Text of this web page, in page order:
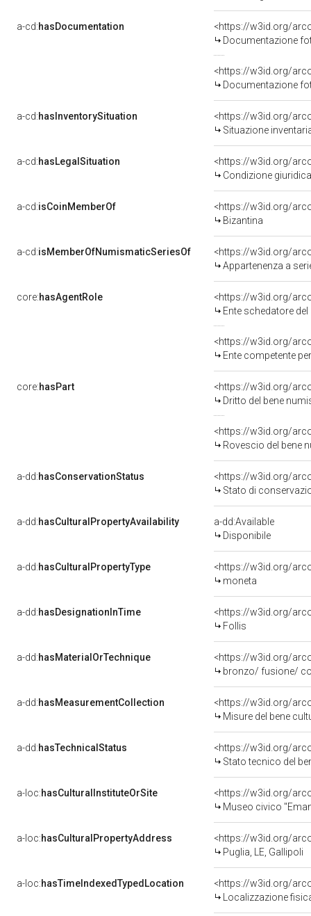
a-cd:hasDocumentation
Documentazione
Documentazione
a-cd:hasInventorySituation
<https://w3id.org/
Situazione
a-cd:hasLegalSituation
Condizione
a-cd:isCoinMemberOf
<https://w3id.org/
Bizantina
a-cd:isMemberOfNumismaticSeriesOf
<https://w3id.org/
Appartenenza a
core:hasAgentRole
<https://w3id.org/
Ente schedatore
<https://w3id.org/
Ente competente per tutela
core:hasPart
<https://w3id.org/
Dritto del bene
<https://w3id.org/
Rovescio del bene
a-dd:hasConservationStatus
<https://w3id.org/
Stato di
a-dd:hasCulturalPropertyAvailability
a-dd:Available
Disponibile
a-dd:hasCulturalPropertyType
<https://w3id.org/
moneta
a-dd:hasDesignationInTime
<https://w3id.org/
Follis
a-dd:hasMaterialOrTechnique
<https://w3id.org/
bronzo/ fusione/
a-dd:hasMeasurementCollection
<https://w3id.org/
Misure del bene
a-dd:hasTechnicalStatus
<https://w3id.org/
Stato tecnico del
a-loc:hasCulturalInstituteOrSite
<https://w3id.org/
Museo civico
a-loc:hasCulturalPropertyAddress
<https://w3id.org/
Puglia, LE, Gallipoli
a-loc:hasTimeIndexedTypedLocation
<https://w3id.org/
Localizzazione